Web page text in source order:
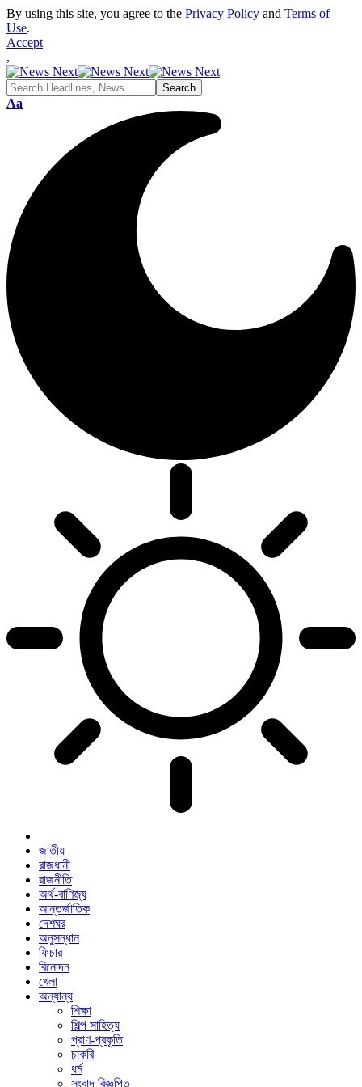
By using this site, you agree to the Privacy Policy and Terms of
Use.
Accept
,
Font
Aa
জাতীয়
রাজধানী
রাজনীতি
অর্থ-বাণিজ্য
আন্তর্জাতিক
দেশঘর
অনুসন্ধান
ফিচার
বিনোদন
খেলা
অন্যান্য
শিক্ষা
শিল্প সাহিত্য
প্রাণ-প্রকৃতি
চাকরি
ধর্ম
সংবাদ বিজ্ঞপ্তি